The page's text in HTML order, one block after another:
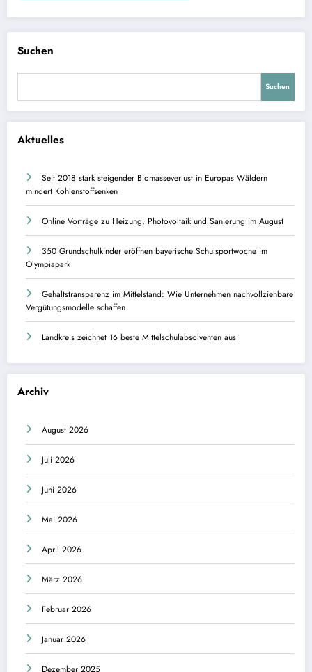
Suchen
Suchen
Aktuelles
Seit 2018 stark steigender Biomasseverlust in Europas Wäldern
mindert Kohlenstoffsenken
Online Vorträge zu Heizung, Photovoltaik und Sanierung im August
350 Grundschulkinder eröffnen bayerische Schulsportwoche im
Olympiapark
Gehaltstransparenz im Mittelstand: Wie Unternehmen nachvollziehbare
Vergütungsmodelle schaffen
Landkreis zeichnet 16 beste Mittelschulabsolventen aus
Archiv
August 2026
Juli 2026
Juni 2026
Mai 2026
April 2026
März 2026
Februar 2026
Januar 2026
Dezember 2025